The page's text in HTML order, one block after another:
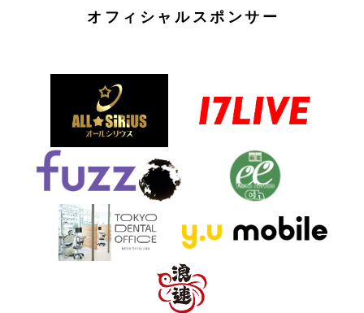
オフィシャルスポンサー